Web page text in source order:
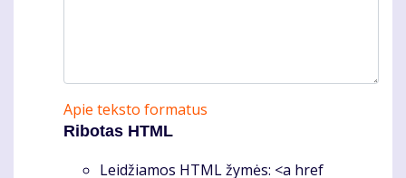
Apie teksto formatus
Ribotas HTML
Leidžiamos HTML žymės: <a href